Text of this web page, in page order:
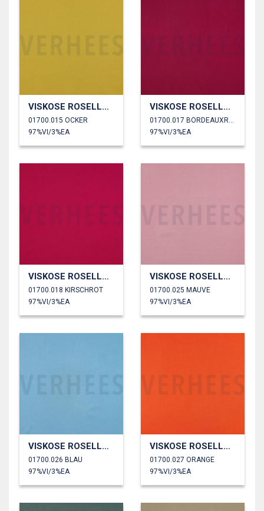
VISKOSE ROSELLA STRETCH
01700.015 OCKER
97%VI/3%EA
VISKOSE ROSELLA STRETCH
97%VI/3%EA
VISKOSE ROSELLA STRETCH
01700.018 KIRSCHROT
97%VI/3%EA
VISKOSE ROSELLA STRETCH
01700.025 MAUVE
97%VI/3%EA
VISKOSE ROSELLA STRETCH
01700.026 BLAU
97%VI/3%EA
VISKOSE ROSELLA STRETCH
01700.027 ORANGE
97%VI/3%EA